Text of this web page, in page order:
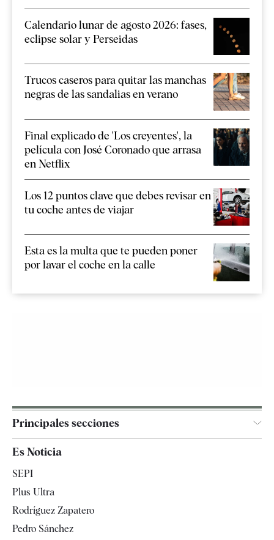
Calendario lunar de agosto 2026: fases,
eclipse solar y Perseidas
Trucos caseros para quitar las manchas
negras de las sandalias en verano
Final explicado de 'Los creyentes', la
película con José Coronado que arrasa
en Netflix
Los 12 puntos clave que debes revisar en
tu coche antes de viajar
Esta es la multa que te pueden poner
por lavar el coche en la calle
Principales secciones
Televisión
Es Noticia
SEPI
Plus Ultra
Rodríguez Zapatero
Pedro Sánchez